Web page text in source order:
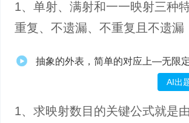
1、​单射、满射和一一映射三种
重复、不遗漏、不重复且不遗漏
抽象的外表，简单的对应上—无限
AI出
1、​求映射数目的关键公式就是